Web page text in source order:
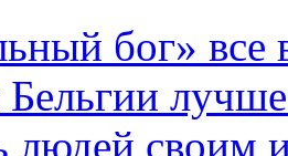
бог» все
людей своим